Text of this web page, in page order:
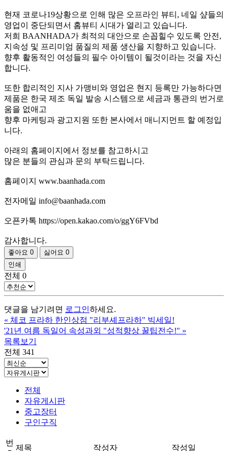
현재 코로나19상황으로 인해 많은 오프라인 뷰티, 네일 샾들의
영업이 중단되면서 홈뷰티 시대가 열리고 있습니다.
저희 BAANHADA가 최적의 대안으로 손꼽힐수 있도록 안전,
지속성 및 프리미엄 품질의 제품 생산을 지향하고 있습니다.
향후 활동적인 여성들의 필수 아이템이 될것이라는 것을 자신
합니다.
또한 합리적인 지사 가맹비와 영업은 현지 등록만 가능하다면
제품은 한국 제조 독일 발송 시스템으로 세금과 통관의 번거로
움을 없애고
향후 마케팅과 광고지원 또한 본사에서 매니지먼트 할 예정입
니다.
아래의 홈페이지에서 정보를 참고하시고
많은 분들의 관심과 문의 부탁드립니다.
홈페이지 www.baanhada.com
전자메일 info@baanhada.com
오픈카톡 https://open.kakao.com/o/ggY6FVbd
감사합니다.
좋아요 0 싫어요 0
인쇄
전체 0
댓글을 남기려면 로그인하세요.
« 체코 프라하 한인상점 "리부셰프라하" 빅세일!
'21년 여름 독일어 속성과외 "성적향상 꿀팁전수!" »
목록보기
전체 341
전체
자유게시판
중고장터
구인구직
번
제목 작성자 작성일